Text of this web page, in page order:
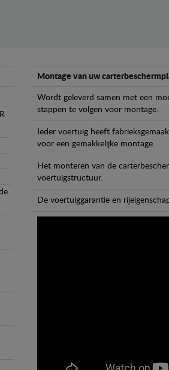
Montage van uw
Wordt geleverd samen met een
stappen te volgen voor montage.
Ieder voertuig heeft
voor een gemakkelijke montage.
Het monteren van de
voertuigstructuur.
De voertuiggarantie en